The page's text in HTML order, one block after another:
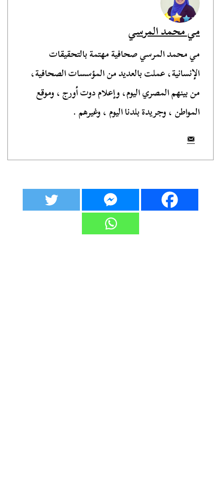
مي محمد المرسي
مي محمد المرسي صحافية مهتمة بالتحقيقات
الإنسانية، عملت بالعديد من المؤسسات الصحافية،
من بينهم المصري اليوم، وإعلام دوت أورج ، وموقع
المواطن ، وجريدة بلدنا اليوم ، وغيرهم .